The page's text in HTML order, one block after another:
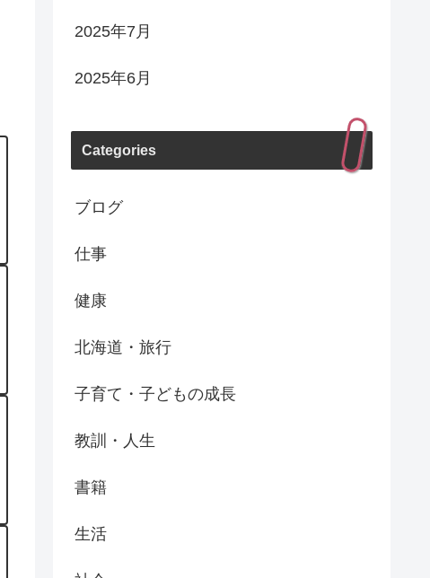
2025年7月
2025年6月
Categories
ブログ
仕事
健康
北海道・旅行
子育て・子どもの成長
教訓・人生
書籍
生活